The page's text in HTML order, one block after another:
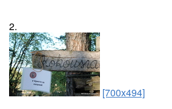
2.
[700x494]